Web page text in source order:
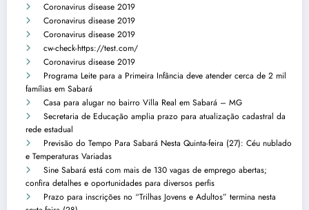
Coronavirus disease 2019
Coronavirus disease 2019
Coronavirus disease 2019
cw-check-https://test.com/
Coronavirus disease 2019
Programa Leite para a Primeira Infância deve atender cerca de 2 mil
famílias em Sabará
Casa para alugar no bairro Villa Real em Sabará – MG
Secretaria de Educação amplia prazo para atualização cadastral da
rede estadual
Previsão do Tempo Para Sabará Nesta Quinta-feira (27): Céu nublado
e Temperaturas Variadas
Sine Sabará está com mais de 130 vagas de emprego abertas;
confira detalhes e oportunidades para diversos perfis
Prazo para inscrições no “Trilhas Jovens e Adultos” termina nesta